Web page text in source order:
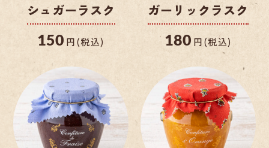
シュガーラスク
150 円(税込)
ガーリックラスク
180 円(税込)